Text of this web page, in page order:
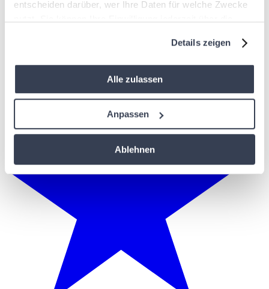
entscheiden darüber, wer Ihre Daten für welche Zwecke
Trigger Symbol ändern oder widerrufen
Wenn Sie es erlauben, würden wir auch gerne:
Informationen über Ihre geografische Lage
Ihr Gerät durch aktives Scannen nach
bestimmten Merkmalen (Fingerprinting) identifizieren
Erfahren Sie mehr darüber, wie Ihre persönlichen Daten
verarbeitet werden, und legen Sie Ihre Präferenzen im
Abschnitt Einzelheiten
Diese Website verwendet Cookies. Wir verwenden
Cookies, um Inhalte und Anzeigen zu personalisieren, um
Funktionen für soziale Medien bereitzustellen und um den
Verkehr auf unserer Website zu analysieren. Wir teilen
auch Informationen über Ihre Nutzung unserer Website
Details zeigen
Alle zulassen
Anpassen
Ablehnen